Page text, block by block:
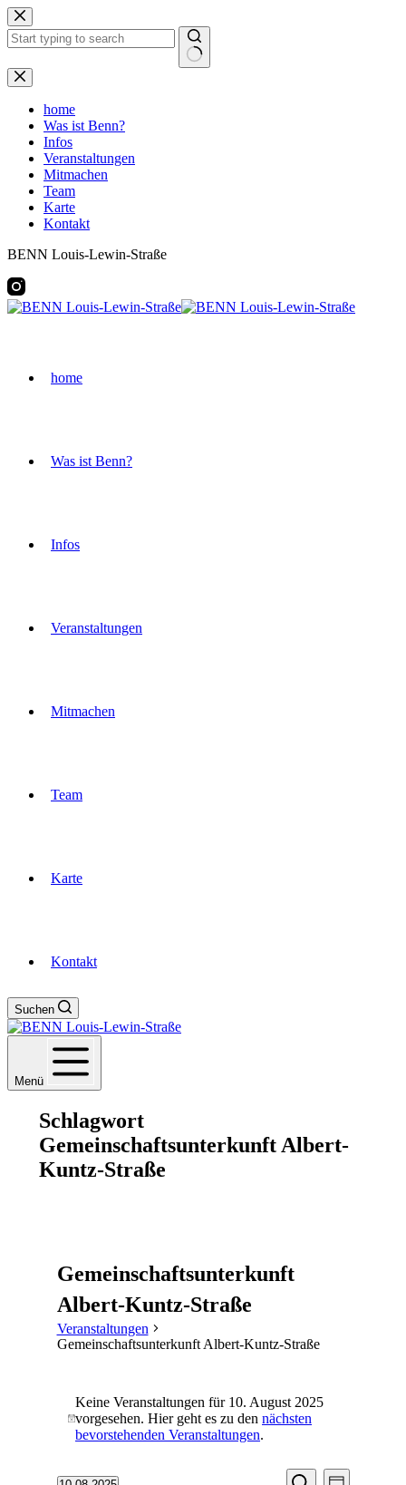
Zum
Inhalt
springen
Keine
Ergebnisse
home
Was ist Benn?
Infos
Veranstaltungen
Mitmachen
Team
Karte
Kontakt
BENN Louis-Lewin-Straße
home
Was ist Benn?
Infos
Veranstaltungen
Mitmachen
Team
Karte
Kontakt
Suchen
Menü
Schlagwort
Gemeinschaftsunterkunft Albert-
Kuntz-Straße
Gemeinschaftsunterkunft
Albert-Kuntz-Straße
Veranstaltungen
Gemeinschaftsunterkunft Albert-Kuntz-Straße
für
10.
Hinweis
Keine Veranstaltungen für 10. August 2025
vorgesehen. Hier geht es zu dennächsten
bevorstehenden Veranstaltungen.